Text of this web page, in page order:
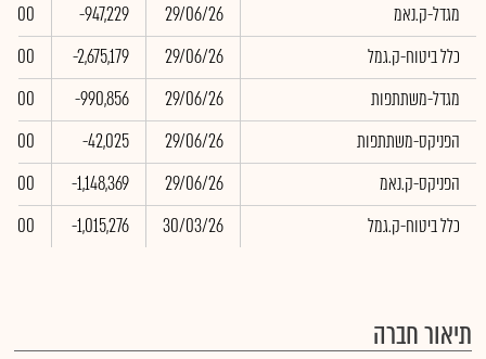
מגדל-ק.נאמ
29/06/26
-947,229
0.00
כלל ביטוח-ק.גמל
29/06/26
-2,675,179
0.00
מגדל-משתתפות
29/06/26
-990,856
0.00
הפניקס-משתתפות
29/06/26
-42,025
0.00
הפניקס-ק.נאמ
29/06/26
-1,148,369
0.00
כלל ביטוח-ק.גמל
30/03/26
-1,015,276
0.00
תיאור חברה